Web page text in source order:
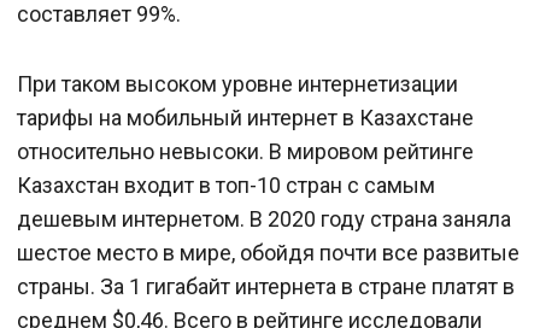
составляет 99%.
При таком высоком уровне интернетизации
тарифы на мобильный интернет в Казахстане
относительно невысоки. В мировом рейтинге
Казахстан входит в топ-10 стран с самым
дешевым интернетом. В 2020 году страна заняла
шестое место в мире, обойдя почти все развитые
страны. За 1 гигабайт интернета в стране платят в
среднем $0,46. Всего в рейтинге исследовали